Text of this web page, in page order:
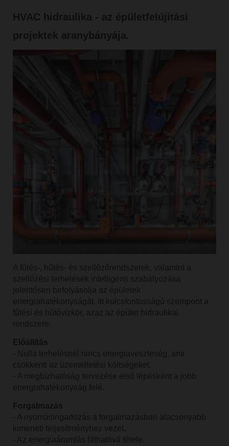
HVAC hidraulika - az épületfelújítási
projektek aranybányája.
A fűtés-, hűtés- és szellőzőrendszerek, valamint a
szellőzési terhelések intelligens szabályozása
jelentősen befolyásolja az épületek
energiahatékonyságát. Itt kulcsfontosságú szempont a
fűtési és hűtővízkör, azaz az épület hidraulikai
rendszere.
Előállítás
- Nulla terhelésnél nincs energiaveszteség, ami
csökkenti az üzemeltetési költségeket.
- A megbízhatóság tervezése első lépésként a jobb
energiahatékonyság felé.
Forgalmazás
- A nyomásingadozás a forgalmazásban alacsonyabb
kimeneti teljesítményhez vezet.
- Az energiaáramlás láthatóvá tétele.